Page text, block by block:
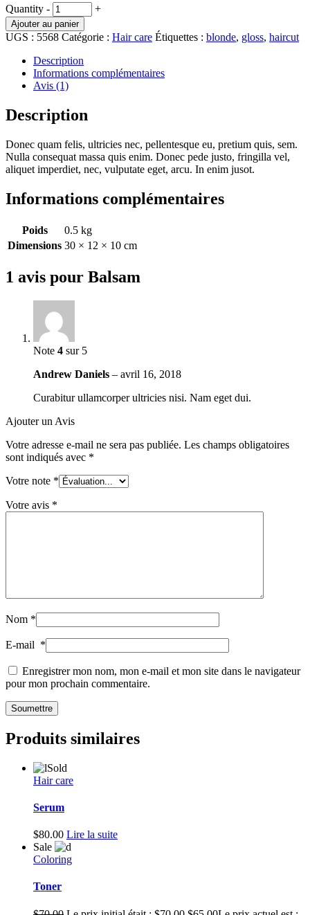
Quantity - +
Ajouter au panier
UGS : 5568 Catégorie : Hair care Étiquettes : blonde, gloss, haircut
Description
Informations complémentaires
Avis (1)
Description
Donec quam felis, ultricies nec, pellentesque eu, pretium quis, sem.
Nulla consequat massa quis enim. Donec pede justo, fringilla vel,
aliquet imperdiet, nec, vulputate eget, arcu. In enim jusot.
Informations complémentaires
Poids
0.5 kg
Dimensions 30 × 12 × 10 cm
1 avis pour Balsam
Note 4 sur 5
Andrew Daniels – avril 16, 2018
Curabitur ullamcorper ultricies nisi. Nam eget dui.
Ajouter un Avis
Votre adresse e-mail ne sera pas publiée. Les champs obligatoires
sont indiqués avec *
Votre note *
Votre avis *
Nom *
E-mail *
Enregistrer mon nom, mon e-mail et mon site dans le navigateur
pour mon prochain commentaire.
Produits similaires
Sold
Hair care
Serum
$80.00 Lire la suite
Sale
Coloring
Toner